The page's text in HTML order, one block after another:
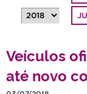
OUVIDORIA
TELEFONES
Veículos
até novo